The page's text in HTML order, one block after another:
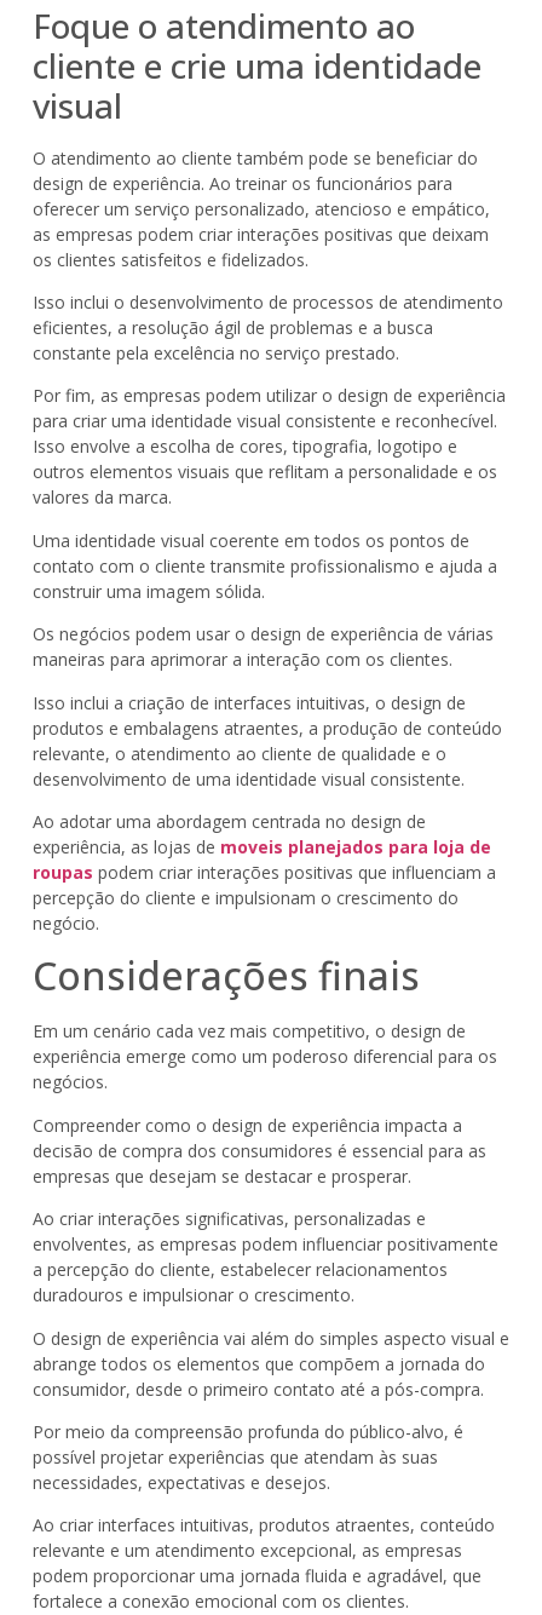
Foque o atendimento ao
cliente e crie uma identidade
visual
O atendimento ao cliente também pode se beneficiar do
design de experiência. Ao treinar os funcionários para
oferecer um serviço personalizado, atencioso e empático,
as empresas podem criar interações positivas que deixam
os clientes satisfeitos e fidelizados.
Isso inclui o desenvolvimento de processos de atendimento
eficientes, a resolução ágil de problemas e a busca
constante pela excelência no serviço prestado.
Por fim, as empresas podem utilizar o design de experiência
para criar uma identidade visual consistente e reconhecível.
Isso envolve a escolha de cores, tipografia, logotipo e
outros elementos visuais que reflitam a personalidade e os
valores da marca.
Uma identidade visual coerente em todos os pontos de
contato com o cliente transmite profissionalismo e ajuda a
construir uma imagem sólida.
Os negócios podem usar o design de experiência de várias
maneiras para aprimorar a interação com os clientes.
Isso inclui a criação de interfaces intuitivas, o design de
produtos e embalagens atraentes, a produção de conteúdo
relevante, o atendimento ao cliente de qualidade e o
desenvolvimento de uma identidade visual consistente.
Ao adotar uma abordagem centrada no design de
experiência, as lojas de moveis planejados para loja de
roupas podem criar interações positivas que influenciam a
percepção do cliente e impulsionam o crescimento do
negócio.
Considerações finais
Em um cenário cada vez mais competitivo, o design de
experiência emerge como um poderoso diferencial para os
negócios.
Compreender como o design de experiência impacta a
decisão de compra dos consumidores é essencial para as
empresas que desejam se destacar e prosperar.
Ao criar interações significativas, personalizadas e
envolventes, as empresas podem influenciar positivamente
a percepção do cliente, estabelecer relacionamentos
duradouros e impulsionar o crescimento.
O design de experiência vai além do simples aspecto visual e
abrange todos os elementos que compõem a jornada do
consumidor, desde o primeiro contato até a pós-compra.
Por meio da compreensão profunda do público-alvo, é
possível projetar experiências que atendam às suas
necessidades, expectativas e desejos.
Ao criar interfaces intuitivas, produtos atraentes, conteúdo
relevante e um atendimento excepcional, as empresas
podem proporcionar uma jornada fluida e agradável, que
fortalece a conexão emocional com os clientes.